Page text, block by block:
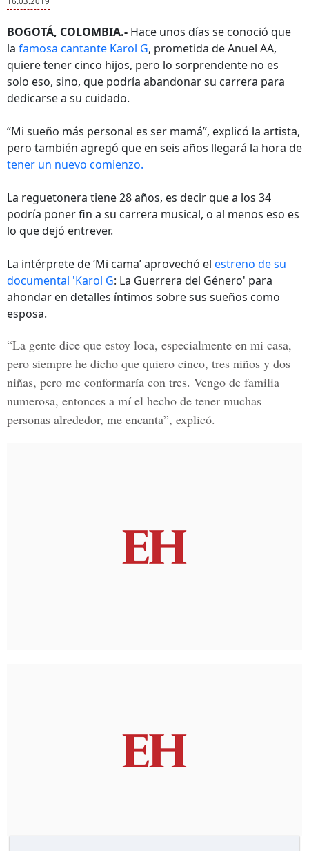
BOGOTÁ, COLOMBIA.- Hace unos días se conoció que
la famosa cantante Karol G, prometida de Anuel AA,
quiere tener cinco hijos, pero lo sorprendente no es
solo eso, sino, que podría abandonar su carrera para
dedicarse a su cuidado.
“Mi sueño más personal es ser mamá”, explicó la artista,
pero también agregó que en seis años llegará la hora de
tener un nuevo comienzo.
La reguetonera tiene 28 años, es decir que a los 34
podría poner fin a su carrera musical, o al menos eso es
lo que dejó entrever.
La intérprete de ‘Mi cama’ aprovechó el estreno de su
documental 'Karol G: La Guerrera del Género' para
ahondar en detalles íntimos sobre sus sueños como
esposa.
“La gente dice que estoy loca, especialmente en mi casa,
pero siempre he dicho que quiero cinco, tres niños y dos
niñas, pero me conformaría con tres. Vengo de familia
numerosa, entonces a mí el hecho de tener muchas
personas alrededor, me encanta”, explicó.